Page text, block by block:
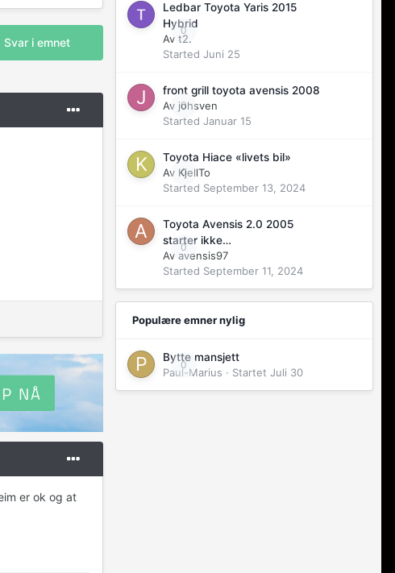
Svar i emnet
er ok og at
0
Ledbar Toyota Yaris 2015
Hybrid
Av t2.
Started Juni 25
0
front grill toyota avensis 2008
Av johsven
Started Januar 15
0
Toyota Hiace «livets bil»
Av KjellTo
Started September 13, 2024
0
Toyota Avensis 2.0 2005
starter ikke…
Av avensis97
Started September 11, 2024
Populære emner nylig
0
Bytte mansjett
Paul-Marius · Startet Juli 30